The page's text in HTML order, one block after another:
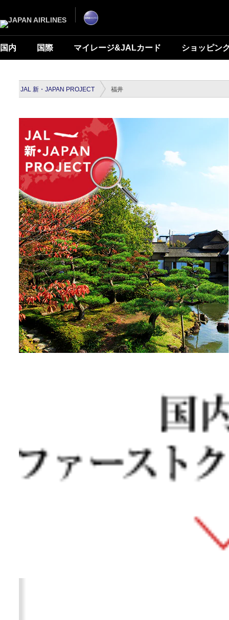
国内 国際 マイレージ&JALカード ショッピン
JAL 新・JAPAN PROJECT 福井